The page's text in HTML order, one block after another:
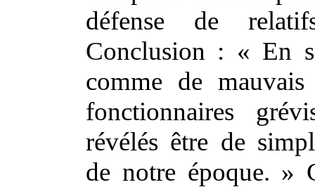
défense de
Conclusion : « En
comme de
fonctionnaires
révélés être de
de notre époque. »